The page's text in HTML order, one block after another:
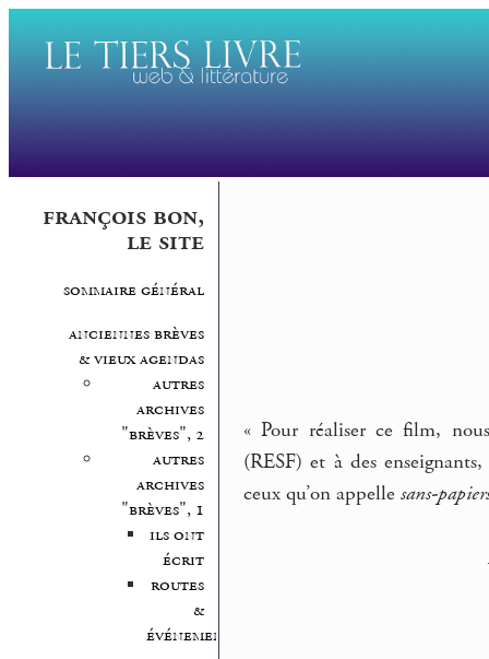
françois bon,
le site
sommaire général
anciennes brèves
& vieux agendas
autres
archives
"brèves", 2
autres
archives
"brèves", 1
ils ont
écrit
routes
&
événements
« Pour réaliser ce film,
(RESF) et à des
ceux qu’on appellesans-